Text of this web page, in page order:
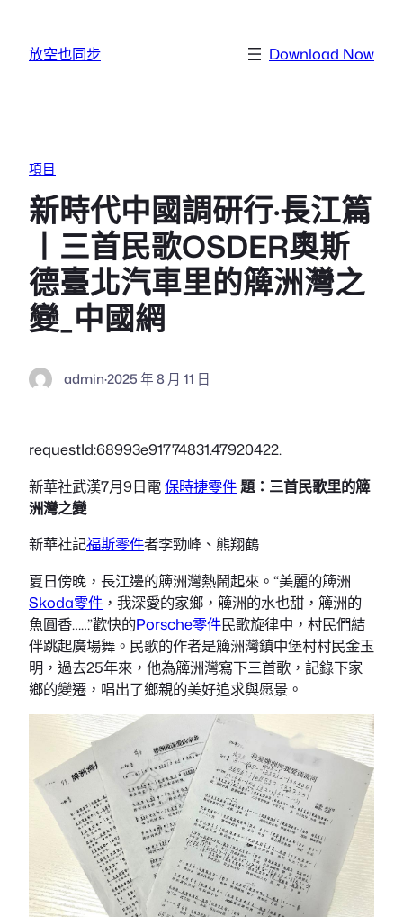
放空也同步 Download Now
項目
新時代中國調研行·長江篇
丨三首民歌OSDER奧斯
德臺北汽車里的簰洲灣之
變_中國網
admin·2025 年 8 月 11 日
requestId:68993e91774831.47920422.
新華社武漢7月9日電保時捷零件題：三首民歌里的簰
洲灣之變
新華社記福斯零件者李勁峰、熊翔鶴
夏日傍晚，長江邊的簰洲灣熱鬧起來。“美麗的簰洲
Skoda零件 ，我深愛的家鄉，簰洲的水也甜，簰洲的
魚圓香……”歡快的Porsche零件民歌旋律中，村民們結
伴跳起廣場舞。民歌的作者是簰洲灣鎮中堡村村民金玉
明，過去25年來，他為簰洲灣寫下三首歌，記錄下家
鄉的變遷，唱出了鄉親的美好追求與愿景。